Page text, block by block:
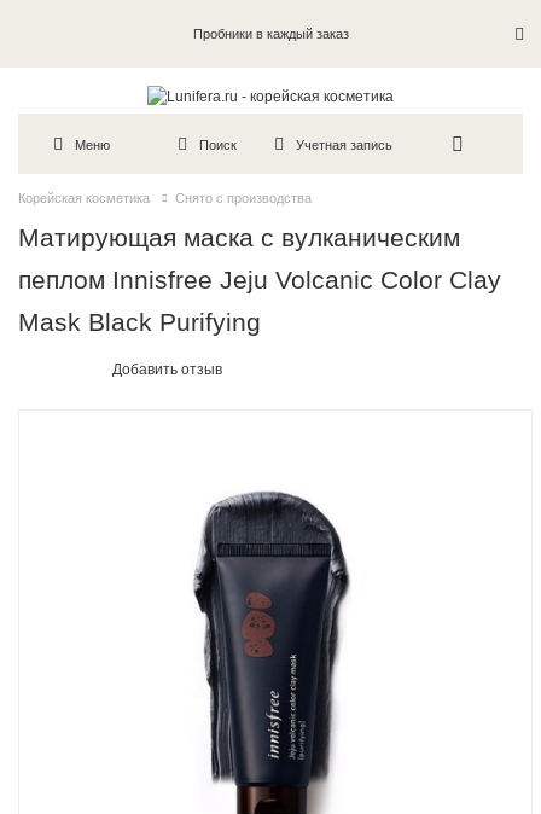
Пробники в каждый заказ
Меню Поиск Учетная запись
Корейская косметика Снято с производства
Матирующая маска с вулканическим
пеплом Innisfree Jeju Volcanic Color Clay
Mask Black Purifying
Добавить отзыв